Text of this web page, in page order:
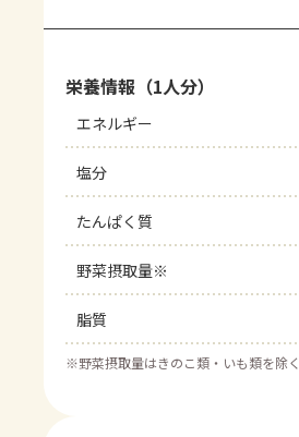
栄養情報（1人分）
エネルギー
塩分
たんぱく質
野菜摂取量※
脂質
※野菜摂取量はきのこ類・いも類を除く